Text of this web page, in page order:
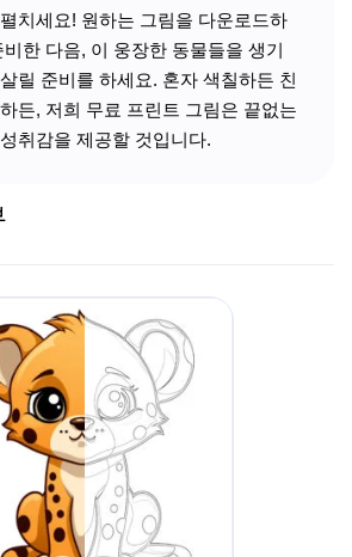
치세요! 원하는 그림을 다운로드하
한 다음, 이 웅장한 동물들을 생기
릴 준비를 하세요. 혼자 색칠하든 친
든, 저희 무료 프린트 그림은 끝없는
취감을 제공할 것입니다.